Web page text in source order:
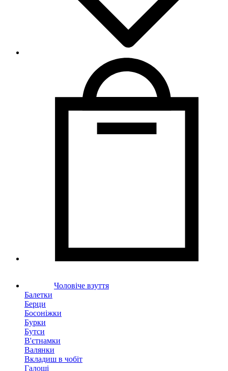
Чоловіче взуття
Балетки
Берци
Босоніжки
Бурки
Бутси
В'єтнамки
Валянки
Вкладиш в чобіт
Галоші